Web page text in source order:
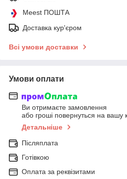
Meest ПОШТА
Доставка кур'єром
Всі умови доставки
Умови оплати
Ви отримаєте замовлення
або гроші повернуться на вашу
Детальніше
Післяплата
Готівкою
Оплата за реквізитами